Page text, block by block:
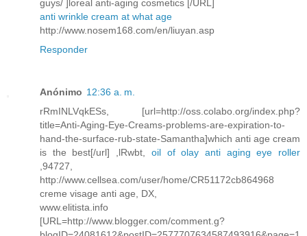
guys/ ]loreal anti-aging cosmetics [/URL]
anti wrinkle cream at what age
http://www.nosem168.com/en/liuyan.asp
Responder
Anónimo 12:36 a. m.
rRmINLVqkESs, [url=http://oss.colabo.org/index.php?
title=Anti-Aging-Eye-Creams-problems-are-expiration-to-
hand-the-surface-rub-state-Samantha]which anti age cream
is the best[/url] ,lRwbt, oil of olay anti aging eye roller
,94727,
http://www.cellsea.com/user/home/CR51172cb864968
creme visage anti age, DX,
www.elitista.info
[URL=http://www.blogger.com/comment.g?